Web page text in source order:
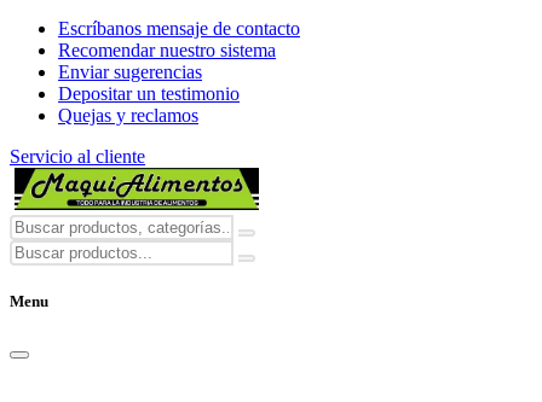
Escríbanos mensaje de contacto
Recomendar nuestro sistema
Enviar sugerencias
Depositar un testimonio
Quejas y reclamos
Servicio al cliente
Menu